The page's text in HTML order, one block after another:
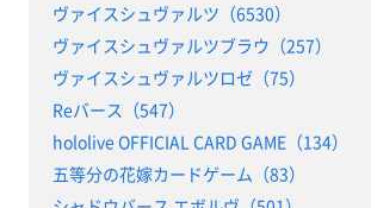
ヴァイスシュヴァルツ（6530）
ヴァイスシュヴァルツブラウ（257）
ヴァイスシュヴァルツロゼ（75）
Reバース（547）
hololive OFFICIAL CARD GAME（134）
五等分の花嫁カードゲーム（83）